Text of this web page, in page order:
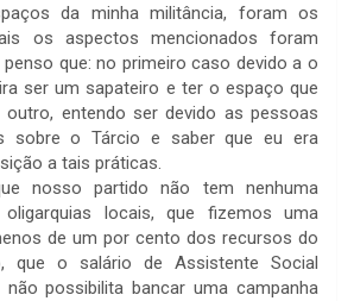
da minha militância, foram os
os aspectos mencionados foram
que: no primeiro caso devido a o
ser um sapateiro e ter o espaço que
outro, entendo ser devido as pessoas
sobre o Tárcio e saber que eu era
a tais práticas.
nosso partido não tem nenhuma
locais, que fizemos uma
de um por cento dos recursos do
que o salário de Assistente Social
possibilita bancar uma campanha